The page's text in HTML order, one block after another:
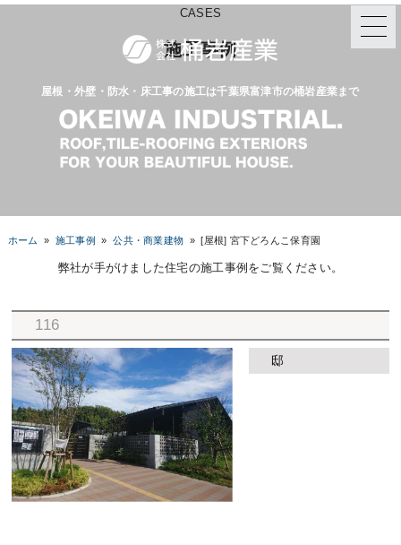
屋根・外壁・防水・床工事の施工は千葉県富津市の桶岩産業まで
CASES
施工事例
ホーム » 施工事例 »公共・商業建物 »[屋根] 宮下どろんこ保育園
弊社が手がけました住宅の施工事例をご覧ください。
116
邸